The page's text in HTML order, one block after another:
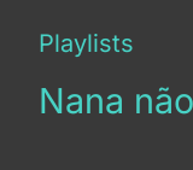
Ternura antiga
Playlists
Nana